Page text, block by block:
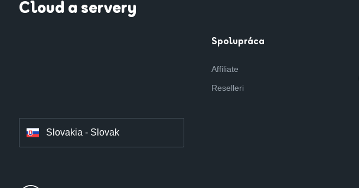
Cloud a servery
Spolupráca
Affiliate
Reselleri
Slovakia - Slovak